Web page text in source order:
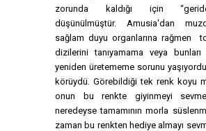
zorunda kaldığı için
düşünülmüştür. Amusia'dan
sağlam duyu organlarına rağmen
dizilerini tanıyamama veya
yeniden üretememe sorunu
körüydü. Görebildiği tek renk koyu
onun bu renkte giyinmeyi
neredeyse tamamının morla
zaman bu renkten hediye almayı